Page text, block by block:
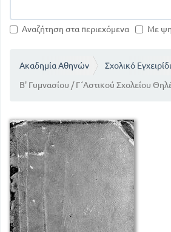
Αναζήτηση στα περιεχόμενα Με
Ακαδημία Αθηνών
Σχολικό
Β' Γυμνασίου / Γ΄Αστικού Σχολείου